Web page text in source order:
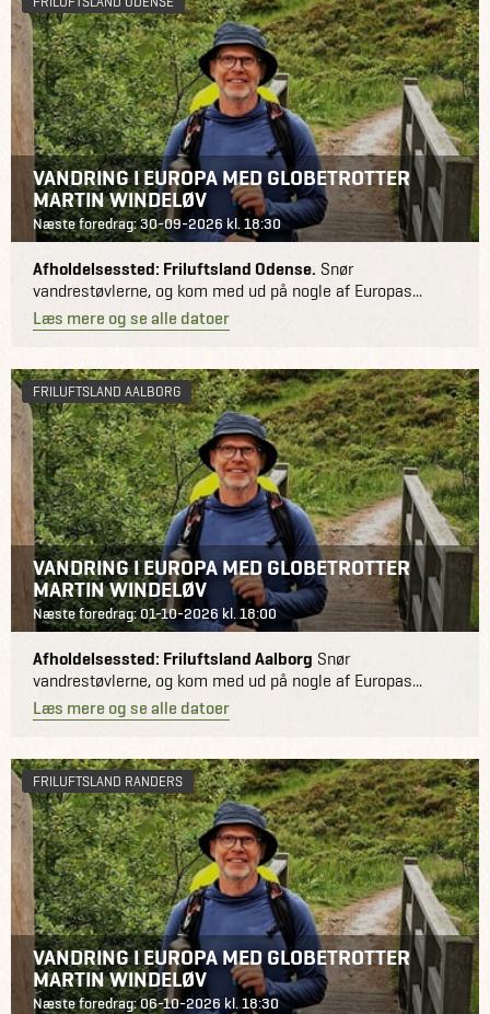
VANDRING I EUROPA MED GLOBETROTTER
MARTIN WINDELØV
Næste foredrag: 30-09-2026 kl. 18:30
Afholdelsessted: Friluftsland Odense. Snør
vandrestøvlerne, og kom med ud på nogle af Europas...
Læs mere og se alle datoer
FRILUFTSLAND AALBORG
VANDRING I EUROPA MED GLOBETROTTER
MARTIN WINDELØV
Næste foredrag: 01-10-2026 kl. 18:00
Afholdelsessted: Friluftsland Aalborg Snør
vandrestøvlerne, og kom med ud på nogle af Europas...
Læs mere og se alle datoer
FRILUFTSLAND RANDERS
VANDRING I EUROPA MED GLOBETROTTER
MARTIN WINDELØV
Næste foredrag: 06-10-2026 kl. 18:30